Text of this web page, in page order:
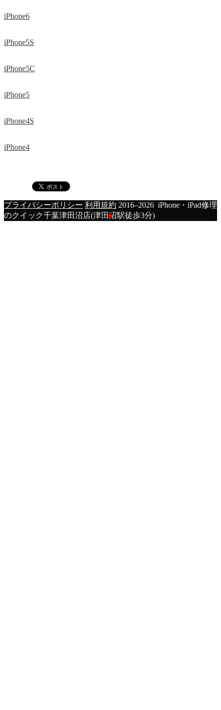
iPhone6
iPhone5S
iPhone5C
iPhone5
iPhone4S
iPhone4
プライバシーポリシー 利用規約 2016–2026 iPhone・iPad修理
のクイック千葉津田沼店(津田沼駅徒歩3分)